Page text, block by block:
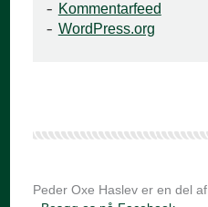
Kommentarfeed
WordPress.org
Peder Oxe Haslev er en del af